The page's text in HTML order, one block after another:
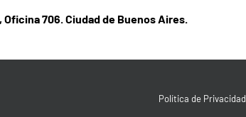
Oficina 706. Ciudad de Buenos Aires.
Política de Privacidad